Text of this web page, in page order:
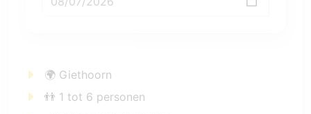
🌍 Giethoorn
👬 1 tot 6 personen